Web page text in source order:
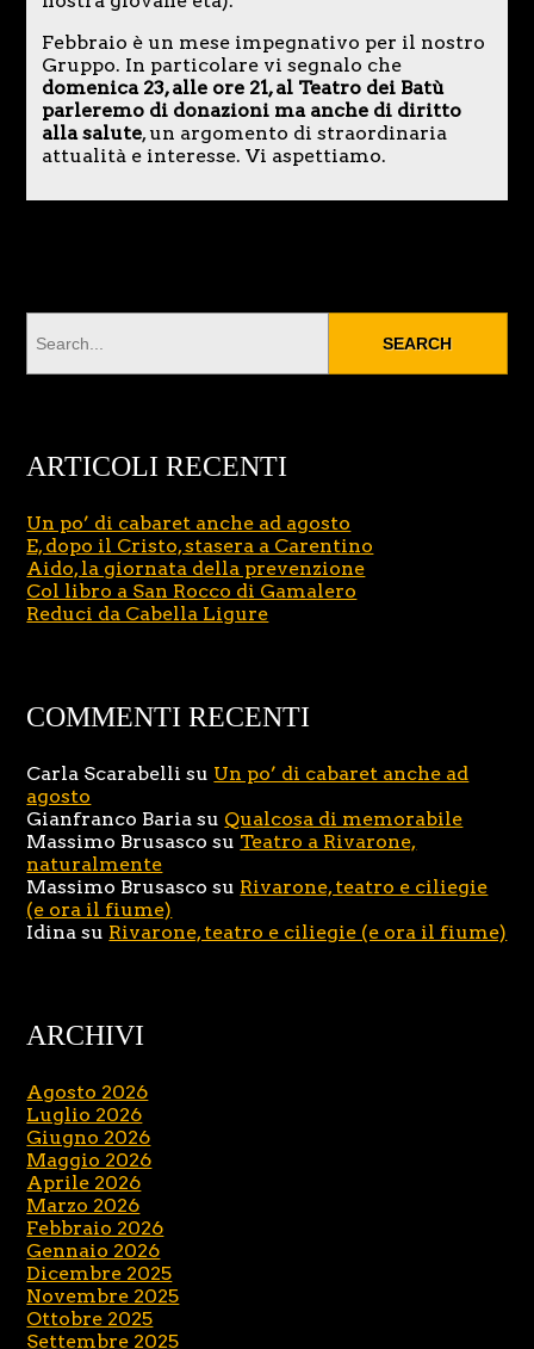
Febbraio è un mese impegnativo per il nostro
Gruppo. In particolare vi segnalo che
domenica 23, alle ore 21, al Teatro dei Batù
parleremo di donazioni ma anche di diritto
alla salute, un argomento di straordinaria
attualità e interesse. Vi aspettiamo.
ARTICOLI RECENTI
Un po’ di cabaret anche ad agosto
E, dopo il Cristo, stasera a Carentino
Aido, la giornata della prevenzione
Col libro a San Rocco di Gamalero
Reduci da Cabella Ligure
COMMENTI RECENTI
Carla Scarabelli su Un po’ di cabaret anche ad
agosto
Gianfranco Baria su Qualcosa di memorabile
Massimo Brusasco su Teatro a Rivarone,
naturalmente
Massimo Brusasco su Rivarone, teatro e ciliegie
(e ora il fiume)
Idina su Rivarone, teatro e ciliegie (e ora il fiume)
ARCHIVI
Agosto 2026
Luglio 2026
Giugno 2026
Maggio 2026
Aprile 2026
Marzo 2026
Febbraio 2026
Gennaio 2026
Dicembre 2025
Novembre 2025
Ottobre 2025
Settembre 2025